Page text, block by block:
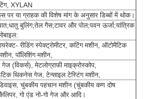
XYLAN
या ग्राहक की विशेष मांग के अनुसार डिब्बों में थोक।
बुलिंग;तेल गैस;टावर और पोल;पवन ऊर्जा;यांत्रिक
रीडिंग स्पेक्ट्रोमीटर, कटिंग मशीन, ऑटोमैटिक
पॉलिशिंग मशीन,
गेज (विकर्स), मेटलोग्राफी माइक्रोस्कोप,
थिकनेस गेज, टेन्साइल टेस्टिंग मशीन,
चुंबकीय पहचान मशीन (चुंबकीय कण दोष
गो एंड नो-गो गेज और आदि।